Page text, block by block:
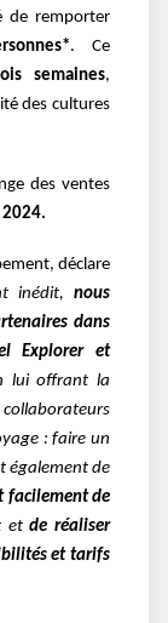
de remporter
.Ce
semaines,
des cultures
des ventes
déclare
inédit, nous
dans
Explorer et
lui offrant la
collaborateurs
: faire un
également de
facilement de
etde réaliser
et tarifs